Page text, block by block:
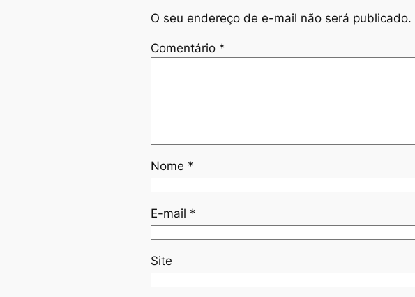
O seu endereço de e-mail não será publicado.
Comentário *
Nome *
E-mail *
Site